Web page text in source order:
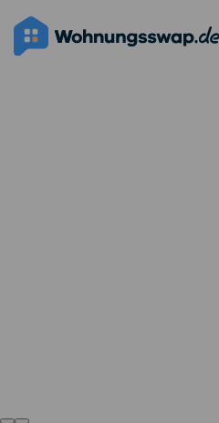
Die Anzeige hat noch keine Bilder
Straßenansicht